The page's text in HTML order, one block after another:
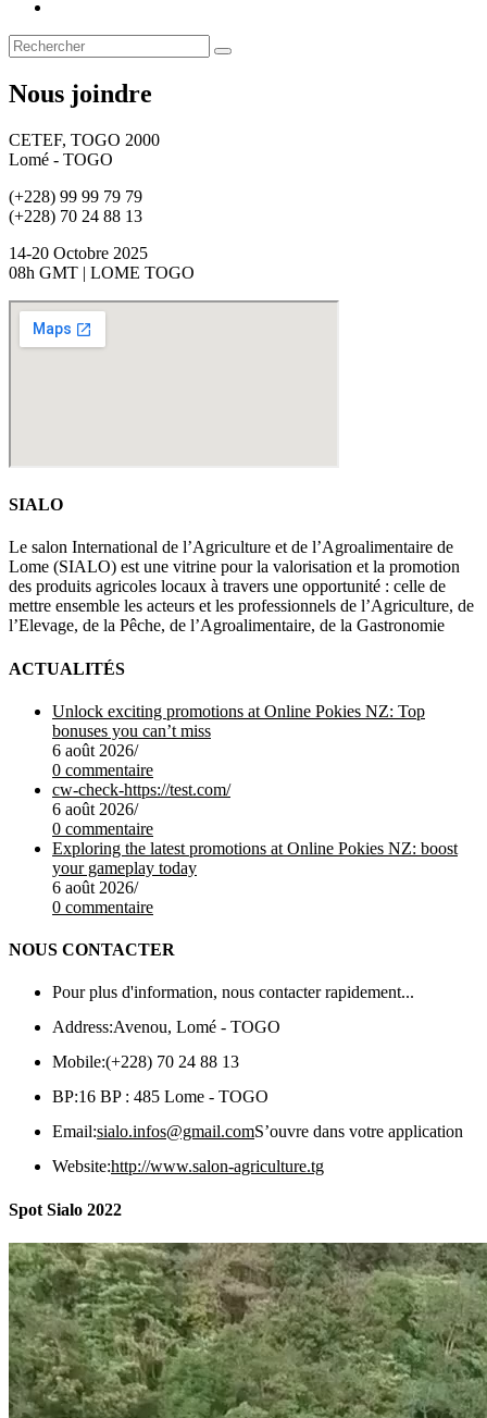
Nous joindre
CETEF, TOGO 2000
Lomé - TOGO
(+228) 99 99 79 79
(+228) 70 24 88 13
14-20 Octobre 2025
08h GMT | LOME TOGO
SIALO
Le salon International de l’Agriculture et de l’Agroalimentaire de
Lome (SIALO) est une vitrine pour la valorisation et la promotion
des produits agricoles locaux à travers une opportunité : celle de
mettre ensemble les acteurs et les professionnels de l’Agriculture, de
l’Elevage, de la Pêche, de l’Agroalimentaire, de la Gastronomie
ACTUALITÉS
Unlock exciting promotions at Online Pokies NZ: Top
bonuses you can’t miss
6 août 2026/
0 commentaire
cw-check-https://test.com/
6 août 2026/
0 commentaire
Exploring the latest promotions at Online Pokies NZ: boost
your gameplay today
6 août 2026/
0 commentaire
NOUS CONTACTER
Pour plus d'information, nous contacter rapidement...
Address:Avenou, Lomé - TOGO
Mobile:(+228) 70 24 88 13
BP:16 BP : 485 Lome - TOGO
Email:sialo.infos@gmail.comS’ouvre dans votre application
Website:http://www.salon-agriculture.tg
Spot Sialo 2022